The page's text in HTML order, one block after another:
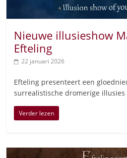
Nieuwe illusieshow
Efteling
22 januari 2026
Efteling presenteert een
surrealistische dromerige illusies
Verder lezen